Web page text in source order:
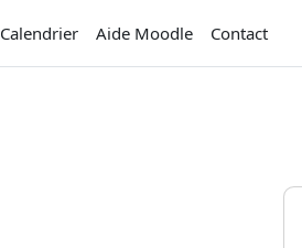
Calendrier Aide Moodle Contact